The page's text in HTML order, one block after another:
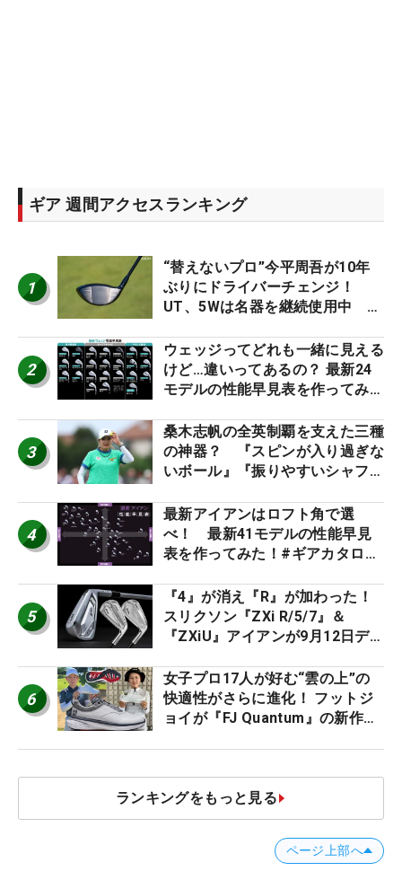
ギア 週間アクセスランキング
1
“替えないプロ”今平周吾が10年
ぶりにドライバーチェンジ！
UT、5Wは名器を継続使用中 #
2
ウェッジってどれも一緒に見える
けど…違いってあるの？ 最新24
モデルの性能早見表を作ってみ
3
桑木志帆の全英制覇を支えた三種
の神器？ 『スピンが入り過ぎな
いボール』『振りやすいシャフ
ー』 #女子プロセッティング
4
最新アイアンはロフト角で選
べ！ 最新41モデルの性能早見
表を作ってみた！#ギアカタログ
5
『4』が消え『R』が加わった！
スリクソン『ZXi R/5/7』＆
『ZXiU』アイアンが9月12日デ
6
女子プロ17人が好む“雲の上”の
快適性がさらに進化！ フットジ
ョイが『FJ Quantum』の新作を
ランキングをもっと見る
ページ上部へ